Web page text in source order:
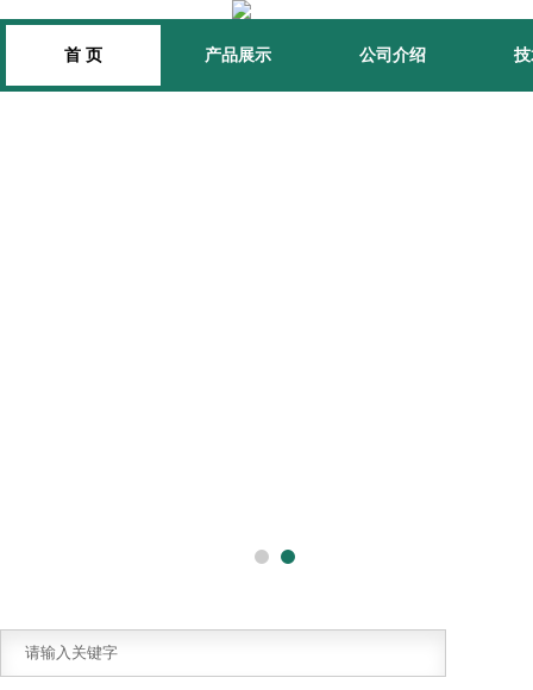
首 页 产品展示 公司介绍